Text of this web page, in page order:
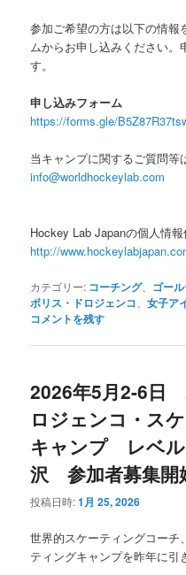
参加ご希望の方は以下の情報
ムからお申し込みください。
す。
申し込みフォーム
https://forms.gle/
当キャンプに関するご質問等
info@worldhockeylab.com
Hockey Lab Japanの個人情
http://
カテゴリー: コーチング、 ゴー
ボリス・ドロジェンコ 、女子ア
コメントを残す
2026年5月2-6日
ロジェンコ・ス
キャンプ レベル
沢 参加者募集開
投稿日時:1月 25, 2026
世界的スケーティングコーチ
ティングキャンプを昨年に引